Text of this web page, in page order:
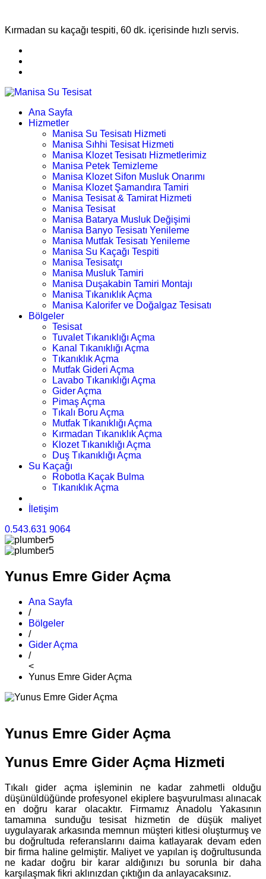
Kırmadan su kaçağı tespiti, 60 dk. içerisinde hızlı servis.
Ana Sayfa
Hizmetler
Manisa Su Tesisatı Hizmeti
Manisa Sıhhi Tesisat Hizmeti
Manisa Klozet Tesisatı Hizmetlerimiz
Manisa Petek Temizleme
Manisa Klozet Sifon Musluk Onarımı
Manisa Klozet Şamandıra Tamiri
Manisa Tesisat & Tamirat Hizmeti
Manisa Tesisat
Manisa Batarya Musluk Değişimi
Manisa Banyo Tesisatı Yenileme
Manisa Mutfak Tesisatı Yenileme
Manisa Su Kaçağı Tespiti
Manisa Tesisatçı
Manisa Musluk Tamiri
Manisa Duşakabin Tamiri Montajı
Manisa Tıkanıklık Açma
Manisa Kalorifer ve Doğalgaz Tesisatı
Bölgeler
Tesisat
Tuvalet Tıkanıklığı Açma
Kanal Tıkanıklığı Açma
Tıkanıklık Açma
Mutfak Gideri Açma
Lavabo Tıkanıklığı Açma
Gider Açma
Pimaş Açma
Tıkalı Boru Açma
Mutfak Tıkanıklığı Açma
Kırmadan Tıkanıklık Açma
Klozet Tıkanıklığı Açma
Duş Tıkanıklığı Açma
Su Kaçağı
Robotla Kaçak Bulma
Tıkanıklık Açma
İletişim
0.543.631 9064
Yunus Emre Gider Açma
Ana Sayfa
/
Bölgeler
/
Gider Açma
/
<
Yunus Emre Gider Açma
Yunus Emre Gider Açma
Yunus Emre Gider Açma Hizmeti
Tıkalı gider açma işleminin ne kadar zahmetli olduğu
düşünüldüğünde profesyonel ekiplere başvurulması alınacak
en doğru karar olacaktır. Firmamız Anadolu Yakasının
tamamına sunduğu tesisat hizmetin de düşük maliyet
uygulayarak arkasında memnun müşteri kitlesi oluşturmuş ve
bu doğrultuda referanslarını daima katlayarak devam eden
bir firma haline gelmiştir. Maliyet ve yapılan iş doğrultusunda
ne kadar doğru bir karar aldığınızı bu sorunla bir daha
karşılaşmak fikri aklınızdan çıktığın da anlayacaksınız.